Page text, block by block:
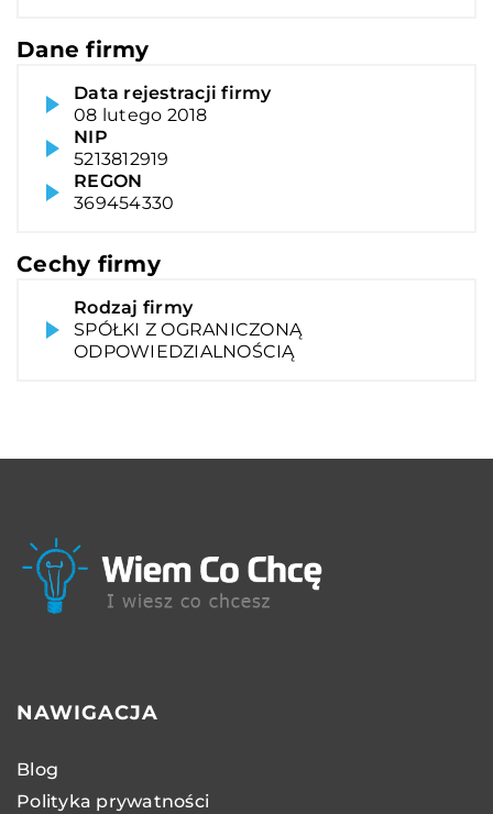
Dane firmy
Data rejestracji firmy
08 lutego 2018
NIP
5213812919
REGON
369454330
Cechy firmy
Rodzaj firmy
SPÓŁKI Z OGRANICZONĄ
ODPOWIEDZIALNOŚCIĄ
NAWIGACJA
Blog
Polityka prywatności